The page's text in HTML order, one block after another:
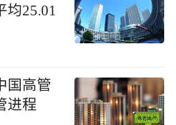
均25.01
国高管
进程